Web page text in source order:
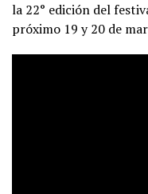
la 22° edición del
próximo 19 y 20 de